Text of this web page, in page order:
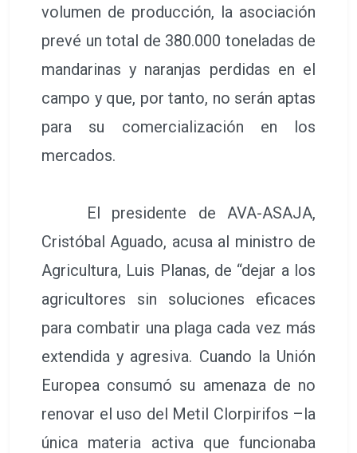
volumen de producción, la asociación
prevé un total de 380.000 toneladas de
mandarinas y naranjas perdidas en el
campo y que, por tanto, no serán aptas
para su comercialización en los
mercados.
El presidente de AVA-ASAJA,
Cristóbal Aguado, acusa al ministro de
Agricultura, Luis Planas, de “dejar a los
agricultores sin soluciones eficaces
para combatir una plaga cada vez más
extendida y agresiva. Cuando la Unión
Europea consumó su amenaza de no
renovar el uso del Metil Clorpirifos –la
única materia activa que funcionaba